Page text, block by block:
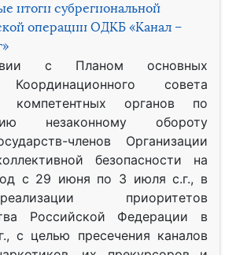
итоги субрегиональной
операции ОДКБ «Канал –
с Планом основных
Координационного совета
компетентных органов по
незаконному обороту
членов Организации
безопасности на
с 29 июня по 3 июля с.г., в
приоритетов
Российской Федерации в
с целью пресечения каналов